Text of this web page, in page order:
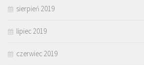
sierpień 2019
lipiec 2019
czerwiec 2019